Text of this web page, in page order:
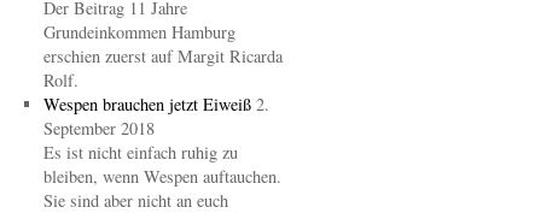
Der Beitrag 11 Jahre
Grundeinkommen Hamburg
erschien zuerst auf Margit Ricarda
Rolf.
Wespen brauchen jetzt Eiweiß 2.
September 2018
Es ist nicht einfach ruhig zu
bleiben, wenn Wespen auftauchen.
Sie sind aber nicht an euch